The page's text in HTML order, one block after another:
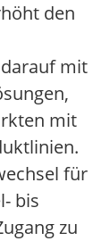
den
mit
mit
für
bis
zu